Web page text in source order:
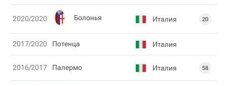
2020/2020 Болонья Италия 20
2017/2020 Потенца Италия
2016/2017 Палермо Италия 58